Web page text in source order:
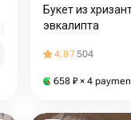
Букет из
эвкалипта
4.87504
658 ₽ × 4